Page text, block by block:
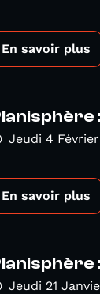
En savoir plus
Jeudi 4 Février
En savoir plus
Jeudi 21